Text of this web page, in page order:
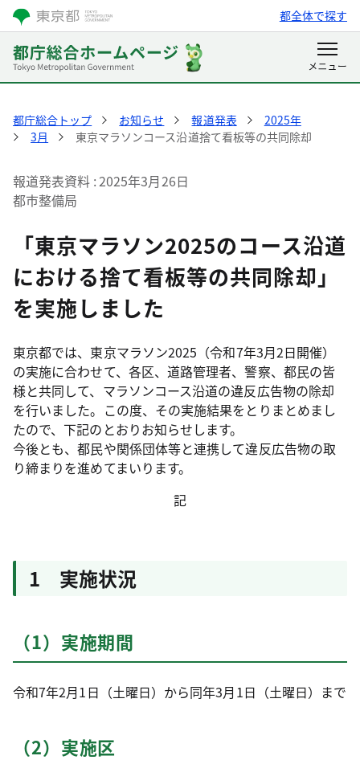
都全体で探す
都庁総合トップ お知らせ 報道発表
2025年
3月
東京マラソンコース沿道捨て看板等の共同除却
報道発表資料 2025年3月26日
都市整備局
「東京マラソン2025のコース沿道
における捨て看板等の共同除却」
を実施しました
東京都では、東京マラソン2025（令和7年3月2日開催）
の実施に合わせて、各区、道路管理者、警察、都民の皆
様と共同して、マラソンコース沿道の違反広告物の除却
を行いました。この度、その実施結果をとりまとめまし
たので、下記のとおりお知らせします。
今後とも、都民や関係団体等と連携して違反広告物の取
り締まりを進めてまいります。
記
1 実施状況
（1）実施期間
令和7年2月1日（土曜日）から同年3月1日（土曜日）まで
（2）実施区